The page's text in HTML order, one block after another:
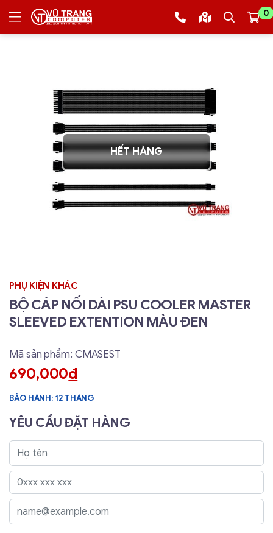
0
HẾT HÀNG
PHỤ KIỆN KHÁC
BỘ CÁP NỐI DÀI PSU COOLER MASTER
SLEEVED EXTENTION MÀU ĐEN
Mã sản phẩm: CMASEST
690,000đ
BẢO HÀNH: 12 THÁNG
YÊU CẦU ĐẶT HÀNG